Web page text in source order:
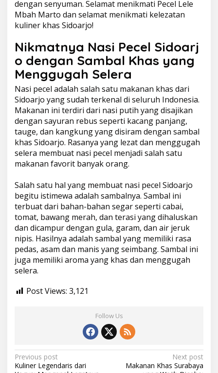
dengan senyuman. Selamat menikmati Pecel Lele
Mbah Marto dan selamat menikmati kelezatan
kuliner khas Sidoarjo!
Nikmatnya Nasi Pecel Sidoarj
o dengan Sambal Khas yang
Menggugah Selera
Nasi pecel adalah salah satu makanan khas dari
Sidoarjo yang sudah terkenal di seluruh Indonesia.
Makanan ini terdiri dari nasi putih yang disajikan
dengan sayuran rebus seperti kacang panjang,
tauge, dan kangkung yang disiram dengan sambal
khas Sidoarjo. Rasanya yang lezat dan menggugah
selera membuat nasi pecel menjadi salah satu
makanan favorit banyak orang.
Salah satu hal yang membuat nasi pecel Sidoarjo
begitu istimewa adalah sambalnya. Sambal ini
terbuat dari bahan-bahan segar seperti cabai,
tomat, bawang merah, dan terasi yang dihaluskan
dan dicampur dengan gula, garam, dan air jeruk
nipis. Hasilnya adalah sambal yang memiliki rasa
pedas, asam dan manis yang seimbang. Sambal ini
juga memiliki aroma yang khas dan menggugah
selera.
Post Views: 3,121
Follow Us
Post
Previous post
Kuliner Legendaris dari
Next post
Makanan Khas Surabaya